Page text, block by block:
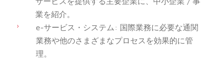
業を紹介。
e-サービス・システム: 国際業務に必要な通関
業務や他のさまざまなプロセスを効果的に管
理。